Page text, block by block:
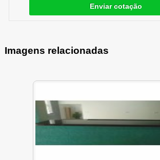
Enviar cotação
Imagens relacionadas